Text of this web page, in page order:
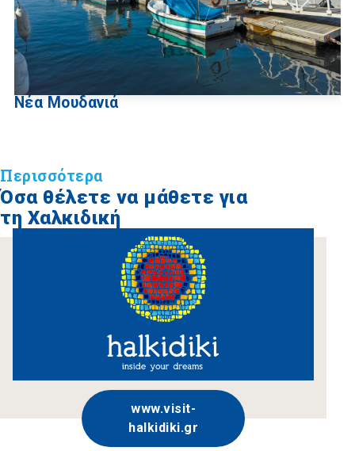
Νέα Μουδανιά
Περισσότερα
Όσα θέλετε να μάθετε για
τη Χαλκιδική
www.visit-
halkidiki.gr